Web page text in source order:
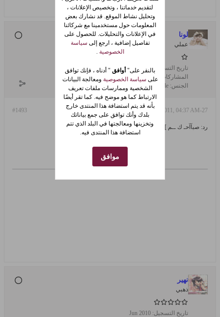
لونا
عملي
تاريخ التسجيل: Jun 2007
المشاركات:
87
الجنس: female
#1493 27-Jun-2011, 04:37 AM
رد: صبآآحـ ك ــم ][ و][ مســآئكــم..~ من هنا
صباااح الورد
نهير
ذهبي
تاريخ التسجيل: Jun 2010
لتقديم خدماتنا ، وتخصيص الإعلانات ،
وتحليل نشاط الموقع. قد نشارك بعض
المعلومات حول مستخدمينا مع شركائنا
في الإعلانات والتحليلات. للحصول على
تفاصيل إضافية ، ارجع إلى سياسة
الخصوصية .
بالنقر على" أوافق " أدناه ، فإنك توافق
على سياسة الخصوصية ومعالجة البيانات
الشخصية وممارسات ملفات تعريف
الارتباط كما هو موضح فيه. كما تقر أيضًا
بأنه قد يتم استضافة هذا المنتدى خارج
بلدك وأنك توافق على جمع بياناتك
وتخزينها ومعالجتها في البلد الذي تتم
استضافة هذا المنتدى فيه.
موافق